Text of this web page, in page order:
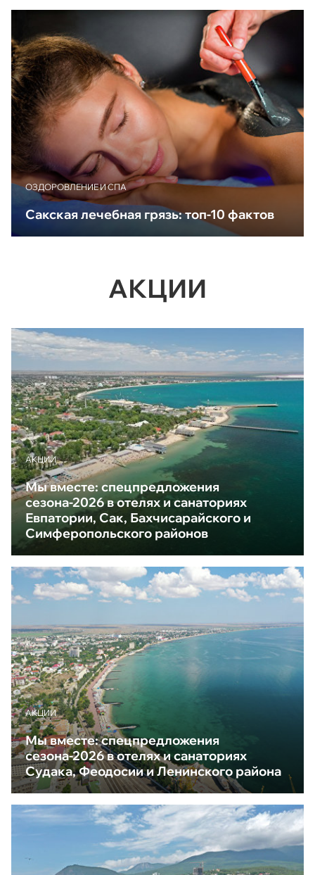
ОЗДОРОВЛЕНИЕ И СПА
Сакская лечебная грязь: топ-10 фактов
АКЦИИ
АКЦИИ
Мы вместе: спецпредложения
сезона-2026 в отелях и санаториях
Евпатории, Сак, Бахчисарайского и
Симферопольского районов
АКЦИИ
Мы вместе: спецпредложения
сезона-2026 в отелях и санаториях
Судака, Феодосии и Ленинского района